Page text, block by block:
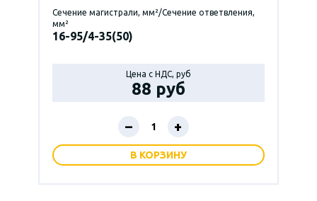
Сечение магистрали, мм²/Сечение ответвления,
мм²
16-95/4-35(50)
Цена с НДС, руб
88 руб
– +
В КОРЗИНУ